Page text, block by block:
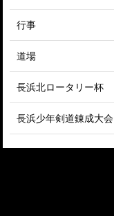
行事
道場
長浜北ロータリー杯
長浜少年剣道錬成大会